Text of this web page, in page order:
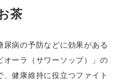
茶
病の予防などに効果がある
オーラ（サワーソップ）」の
健康維持に役立つファイト